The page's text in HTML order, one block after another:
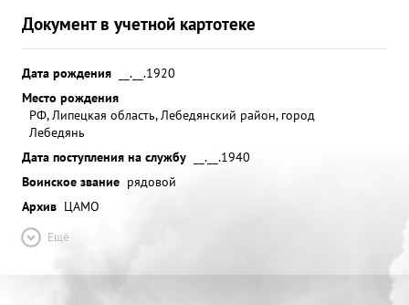
Документ в учетной картотеке
Дата рождения
__.__.1920
Место рождения
РФ, Липецкая область, Лебедянский район, город
Лебедянь
Дата поступления на службу
__.__.1940
Воинское звание рядовой
Архив ЦАМО
Ещё